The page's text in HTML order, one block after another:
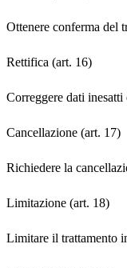
Ottenere conferma del
Rettifica (art. 16)
Correggere dati
Cancellazione (art. 17)
Richiedere la
Limitazione (art. 18)
Limitare il trattamento